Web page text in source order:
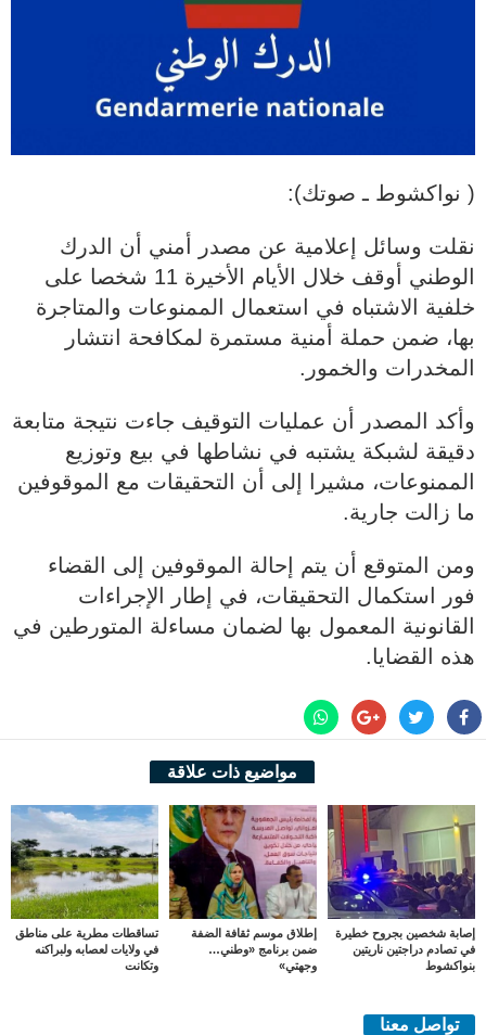
( نواكشوط ـ صوتك):
نقلت وسائل إعلامية عن مصدر أمني أن الدرك
الوطني أوقف خلال الأيام الأخيرة 11 شخصا على
خلفية الاشتباه في استعمال الممنوعات والمتاجرة
بها، ضمن حملة أمنية مستمرة لمكافحة انتشار
المخدرات والخمور.
وأكد المصدر أن عمليات التوقيف جاءت نتيجة متابعة
دقيقة لشبكة يشتبه في نشاطها في بيع وتوزيع
الممنوعات، مشيرا إلى أن التحقيقات مع الموقوفين
ما زالت جارية.
ومن المتوقع أن يتم إحالة الموقوفين إلى القضاء
فور استكمال التحقيقات، في إطار الإجراءات
القانونية المعمول بها لضمان مساءلة المتورطين في
هذه القضايا.
مواضيع ذات علاقة
إصابة شخصين بجروح خطيرة
في تصادم دراجتين ناريتين
بنواكشوط
إطلاق موسم ثقافة الضفة
ضمن برنامج «وطني…
وجهتي»
تساقطات مطرية على مناطق
في ولايات لعصابه ولبراكنه
وتكانت
تواصل معنا